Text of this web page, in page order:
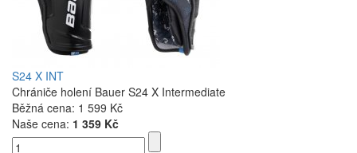
S24 X INT
Chrániče holení Bauer S24 X Intermediate
Běžná cena: 1 599 Kč
Naše cena: 1 359 Kč